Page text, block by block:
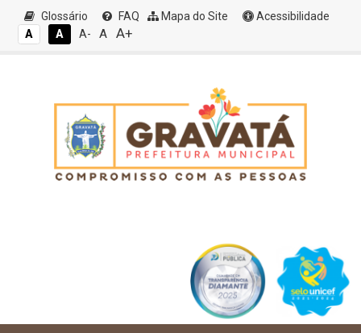
Glossário FAQ Mapa do Site
Acessibilidade
A
A A- A A+